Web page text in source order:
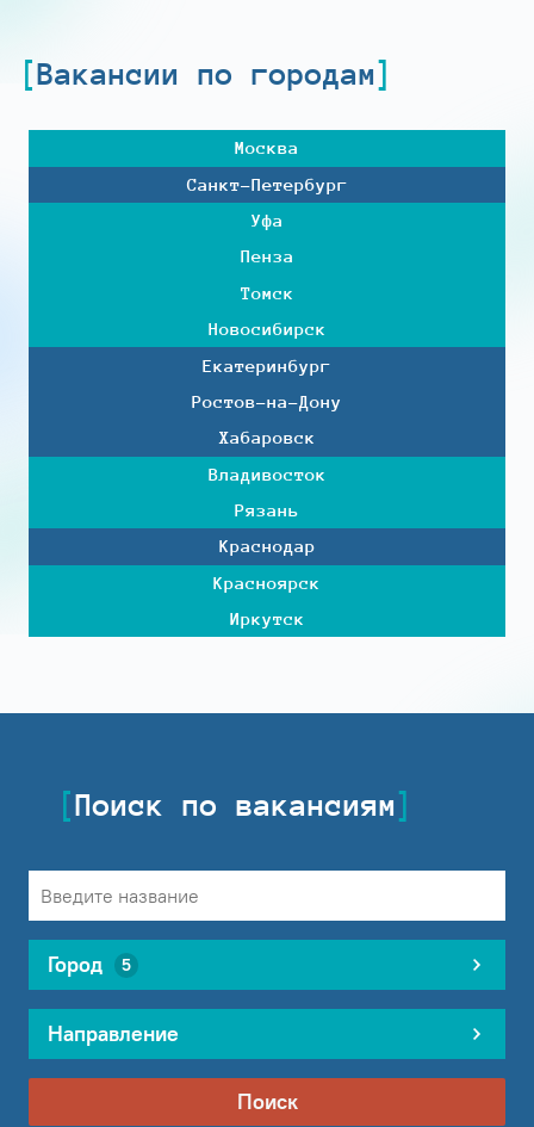
Вакансии по городам
Москва
Санкт-Петербург
Уфа
Пенза
Томск
Новосибирск
Екатеринбург
Ростов-на-Дону
Хабаровск
Владивосток
Рязань
Краснодар
Красноярск
Иркутск
Поиск по вакансиям
Город 5
Направление
Поиск